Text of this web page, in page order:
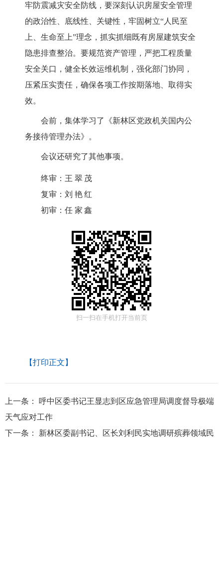
牢防震减灾安全防线，要深刻认识房屋安全管理
的政治性、底线性、关键性，牢固树立“人民至
上、生命至上”理念，抓实抓细既有房屋建筑安全
隐患排查整治。要规范资产管理，严把工程质量
安全关口，健全长效运维机制，强化部门协同，
压紧压实责任，确保各项工作按期落地、取得实
效。
会前，集体学习了《新林区党政机关国内公
务接待管理办法》。
会议还研究了其他事项。
终审： 王翠茂
复审： 刘艳红
初审： 任家鑫
扫一扫在手机打开当前页
【打印正文】
上一条：
呼中区委书记王显志到区应急管理局调度督导极端
天气应对工作
下一条：
新林区委副书记、区长刘利民实地调研殡葬领域民